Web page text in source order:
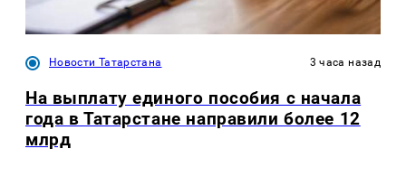
Новости Татарстана 3 часа назад
На выплату единого пособия с начала
года в Татарстане направили более 12
млрд